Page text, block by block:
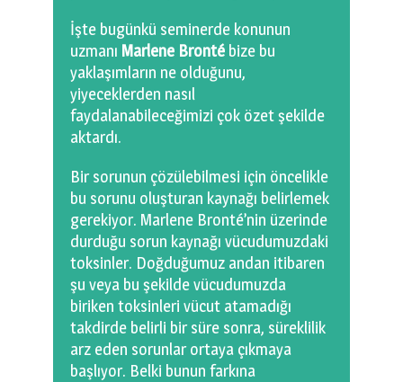
İşte bugünkü seminerde konunun
uzmanı Marlene Bronté bize bu
yaklaşımların ne olduğunu,
yiyeceklerden nasıl
faydalanabileceğimizi çok özet şekilde
aktardı.
Bir sorunun çözülebilmesi için öncelikle
bu sorunu oluşturan kaynağı belirlemek
gerekiyor. Marlene Bronté’nin üzerinde
durduğu sorun kaynağı vücudumuzdaki
toksinler. Doğduğumuz andan itibaren
şu veya bu şekilde vücudumuzda
biriken toksinleri vücut atamadığı
takdirde belirli bir süre sonra, süreklilik
arz eden sorunlar ortaya çıkmaya
başlıyor. Belki bunun farkına